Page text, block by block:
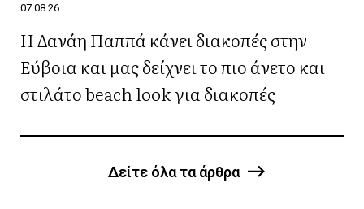
07.08.26
Η Δανάη Παππά κάνει διακοπές στην
Εύβοια και μας δείχνει το πιο άνετο και
στιλάτο beach look για διακοπές
Δείτε όλα τα άρθρα